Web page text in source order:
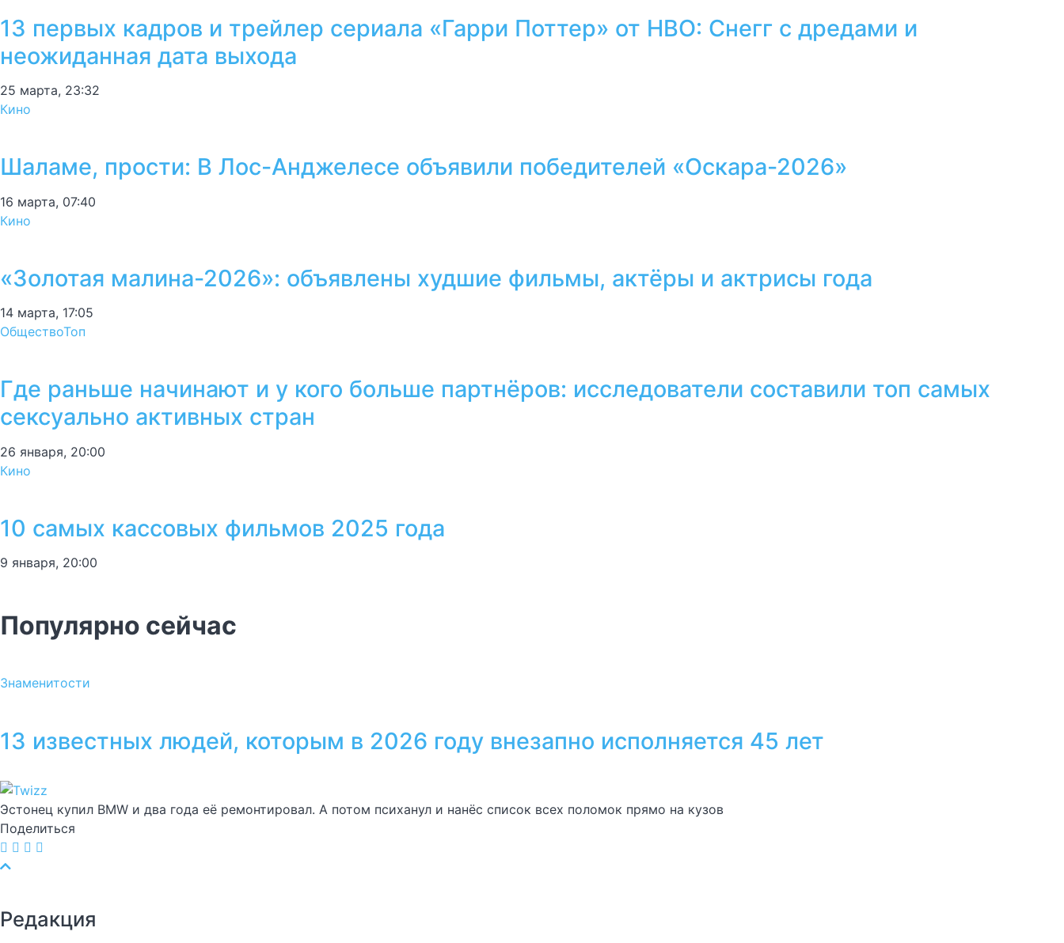
13 первых кадров и трейлер сериала «Гарри Поттер» от HBO: Снегг с дредами и
неожиданная дата выхода
25 марта, 23:32
Кино
Шаламе, прости: В Лос-Анджелесе объявили победителей «Оскара-2026»
16 марта, 07:40
Кино
«Золотая малина-2026»: объявлены худшие фильмы, актёры и актрисы года
14 марта, 17:05
ОбществоТоп
Где раньше начинают и у кого больше партнёров: исследователи составили топ самых
сексуально активных стран
26 января, 20:00
Кино
10 самых кассовых фильмов 2025 года
9 января, 20:00
Популярно сейчас
Знаменитости
13 известных людей, которым в 2026 году внезапно исполняется 45 лет
Эстонец купил BMW и два года её ремонтировал. А потом психанул и нанёс список всех поломок прямо на кузов
Поделиться
Редакция